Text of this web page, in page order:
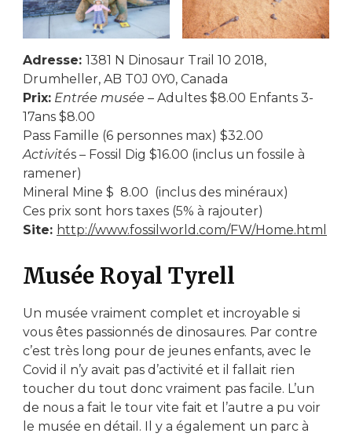
Adresse: 1381 N Dinosaur Trail 10 2018,
Drumheller, AB T0J 0Y0, Canada
Prix: Entrée musée – Adultes $8.00 Enfants 3-
17ans $8.00
Pass Famille (6 personnes max) $32.00
Activités – Fossil Dig $16.00 (inclus un fossile à
ramener)
Mineral Mine $ 8.00 (inclus des minéraux)
Ces prix sont hors taxes (5% à rajouter)
Site: http://www.fossilworld.com/FW/Home.html
Musée Royal Tyrell
Un musée vraiment complet et incroyable si
vous êtes passionnés de dinosaures. Par contre
c’est très long pour de jeunes enfants, avec le
Covid il n’y avait pas d’activité et il fallait rien
toucher du tout donc vraiment pas facile. L’un
de nous a fait le tour vite fait et l’autre a pu voir
le musée en détail. Il y a également un parc à